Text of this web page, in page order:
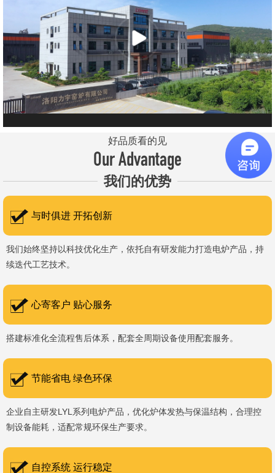
元件、高温窑具等。 历经二十余年市场积累，公司产品质量稳
定、性能可靠，应用场景覆盖高校、科研院所、工矿企业等领域，服
务于粉末、冶金、电子、煤炭、医药、陶瓷、玻璃、铝业、汽车、特
种新材料、耐火材料、新能源、航天航空、化工、金属烧结及金属热
处理等行业，产品覆盖国内多省市，并出口至海外多个国家和地
区。 近年来，公司通过理念更新、体制机制优化与科技创新，于
稳步增长，国内市场份额稳步提升，并获得质量诚信AAA 级企业荣
誉证书。 在产品技术方面，公司坚持精益求精、持续创新，自主
研发LYL系列节能精密型智能化电炉、窑炉产品，多项产品通过相关
权威认证。产品具备升温快、节能效果显著、温控精准、智能自动化
程度高、运行稳定、保温性能优良、全程电脑控制、可编程自动升降
盟CE认证。 公司凭借技术积累与产品优势，获得多项官方资质
认定：高新 技术企业、科技型中小企业、洛阳市企业研发中心（证
书编号：202207080）、河南省专精特新企业。 我们坚持以
科技促生产，以质量创品牌，以品牌创市场的战略发展，实现科学化
国内外新老客户前来参观洽谈，让我们携手，合作共赢，共创新未
来！洛阳新安工厂视频洛阳高新工厂视频
好品质看的见
Our Advantage
我们的优势
与时俱进 开拓创新
我们始终坚持以科技优化生产，依托自有研发能力打造电炉产品，持
续迭代工艺技术。
心寄客户 贴心服务
搭建标准化全流程售后体系，配套全周期设备使用配套服务。
节能省电 绿色环保
企业自主研发LYL系列电炉产品，优化炉体发热与保温结构，合理控
制设备能耗，适配常规环保生产要求。
自控系统 运行稳定